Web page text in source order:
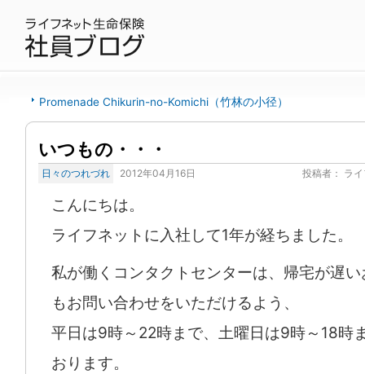
Promenade Chikurin-no-Komichi（竹林の小径）
いつもの・・・
日々のつれづれ 2012年04月16日 投稿者： ラ
こんにちは。
ライフネットに入社して1年が経ちました。
私が働くコンタクトセンターは、帰宅が遅
もお問い合わせをいただけるよう、
平日は9時～22時まで、土曜日は9時～18時
おります。